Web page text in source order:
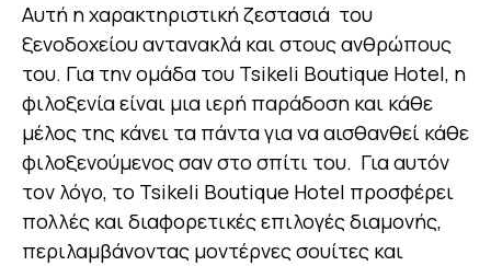
Αυτή η χαρακτηριστική ζεστασιά του
ξενοδοχείου αντανακλά και στους ανθρώπους
του. Για την ομάδα του Tsikeli Boutique Hotel, η
φιλοξενία είναι μια ιερή παράδοση και κάθε
μέλος της κάνει τα πάντα για να αισθανθεί κάθε
φιλοξενούμενος σαν στο σπίτι του. Για αυτόν
τον λόγο, το Tsikeli Boutique Hotel προσφέρει
πολλές και διαφορετικές επιλογές διαμονής,
περιλαμβάνοντας μοντέρνες σουίτες και